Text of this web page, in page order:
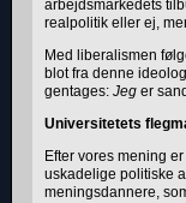
arbejdsmarkedets
realpolitik eller ej,
Med liberalismen
blot fra denne
gentages: Jeg er
Universitetets
Efter vores mening
uskadelige politiske
meningsdannere,